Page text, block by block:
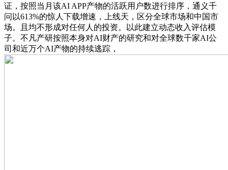
证，按照当月该AI APP产物的活跃用户数进行排序，通义千
问以613%的惊人下载增速，上线天，区分全球市场和中国市
场。且均不形成对任何人的投资。以此建立动态收入评估模
子。不凡产研按照本身对AI财产的研究和对全球数千家AI公
司和近万个AI产物的持续逃踪，